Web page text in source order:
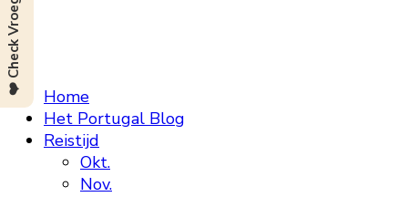
Home
Het Portugal Blog
Reistijd
Okt.
Nov.